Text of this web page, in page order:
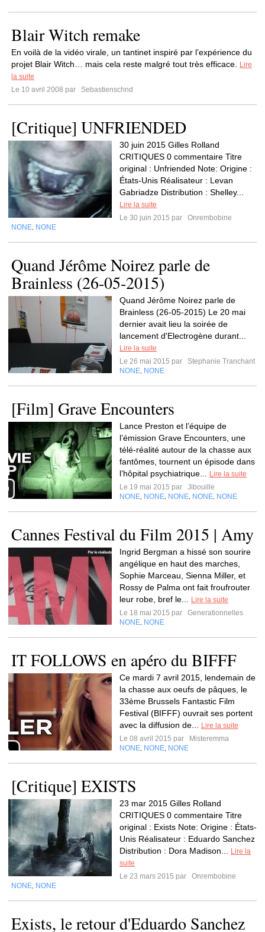
Blair Witch remake
En voilà de la vidéo virale, un tantinet inspiré par l’expérience du
projet Blair Witch… mais cela reste malgré tout très efficace.
Lire
la suite
Le 10 avril 2008 par
Sebastienschnd
[Critique] UNFRIENDED
30 juin 2015 Gilles Rolland
CRITIQUES 0 commentaire Titre
original : Unfriended Note: Origine :
États-Unis Réalisateur : Levan
Gabriadze Distribution : Shelley...
Lire la suite
Le 30 juin 2015 par
Onrembobine
NONE NONE
Quand Jérôme Noirez parle de
Brainless (26-05-2015)
Quand Jérôme Noirez parle de
Brainless (26-05-2015) Le 20 mai
dernier avait lieu la soirée de
lancement d'Electrogène durant...
Lire la suite
Le 26 mai 2015 par
Stephanie Tranchant
NONE NONE
[Film] Grave Encounters
Lance Preston et l’équipe de
l’émission Grave Encounters, une
télé-réalité autour de la chasse aux
fantômes, tournent un épisode dans
l’hôpital psychiatrique...
Lire la suite
Le 19 mai 2015 par
Jibouille
NONE NONE NONE NONE NONE
Cannes Festival du Film 2015 | Amy
Ingrid Bergman a hissé son sourire
angélique en haut des marches,
Sophie Marceau, Sienna Miller, et
Rossy de Palma ont fait froufrouter
leur robe, bref le...
Lire la suite
Le 18 mai 2015 par
Generationnelles
NONE NONE
IT FOLLOWS en apéro du BIFFF
Ce mardi 7 avril 2015, lendemain de
la chasse aux oeufs de pâques, le
33ème Brussels Fantastic Film
Festival (BIFFF) ouvrait ses portent
avec la diffusion de...
Lire la suite
Le 08 avril 2015 par
Misteremma
NONE NONE NONE
[Critique] EXISTS
23 mar 2015 Gilles Rolland
CRITIQUES 0 commentaire Titre
original : Exists Note: Origine : États-
Unis Réalisateur : Eduardo Sanchez
Distribution : Dora Madison...
Lire la
suite
Le 23 mars 2015 par
Onrembobine
NONE NONE
Exists, le retour d'Eduardo Sanchez